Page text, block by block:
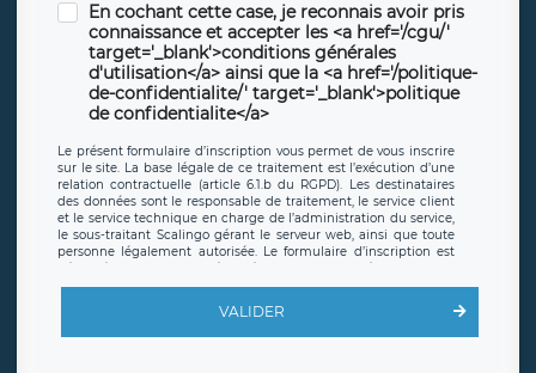
En cochant cette case, je reconnais avoir pris
connaissance et accepter les <a href='/cgu/'
target='_blank'>conditions générales
d'utilisation</a> ainsi que la <a href='/politique-
de-confidentialite/' target='_blank'>politique
de confidentialite</a>
Le présent formulaire d’inscription vous permet de vous inscrire
sur le site. La base légale de ce traitement est l’exécution d’une
relation contractuelle (article 6.1.b du RGPD). Les destinataires
des données sont le responsable de traitement, le service client
et le service technique en charge de l’administration du service,
le sous-traitant Scalingo gérant le serveur web, ainsi que toute
personne légalement autorisée. Le formulaire d’inscription est
offrant desclauses de protection conformes au RGPD. Les
en sollicite la suppression, étant entendu que vous pouvez
demander la suppression de vos données et retirer votre
VALIDER